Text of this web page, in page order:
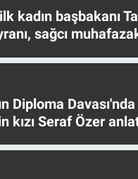
kadın başbakanı
sağcı
Diploma
kızı Seraf Özer